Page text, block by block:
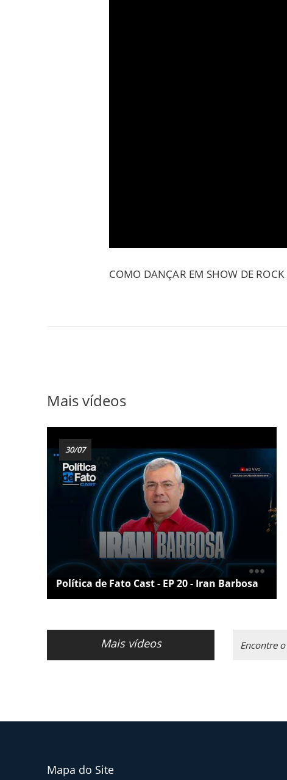
COMO DANÇAR EM SHOW DE ROCK
Mais vídeos
30/07
Política de Fato Cast - EP 20 - Iran Barbosa
Mais vídeos
Mapa do Site